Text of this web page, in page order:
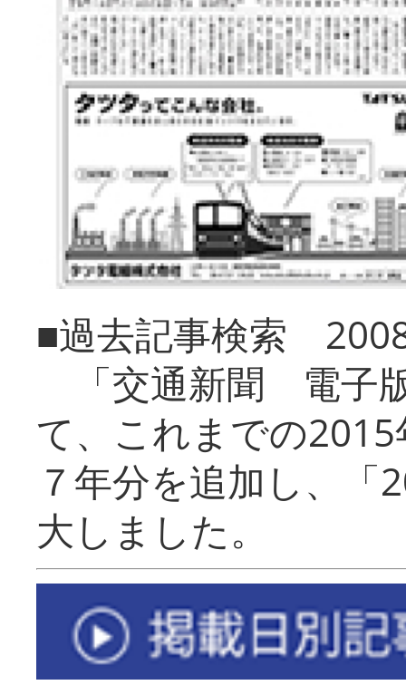
■過去記事検索
「交通新聞 電子
て、これまでの
７年分を追加し、「
大しまし